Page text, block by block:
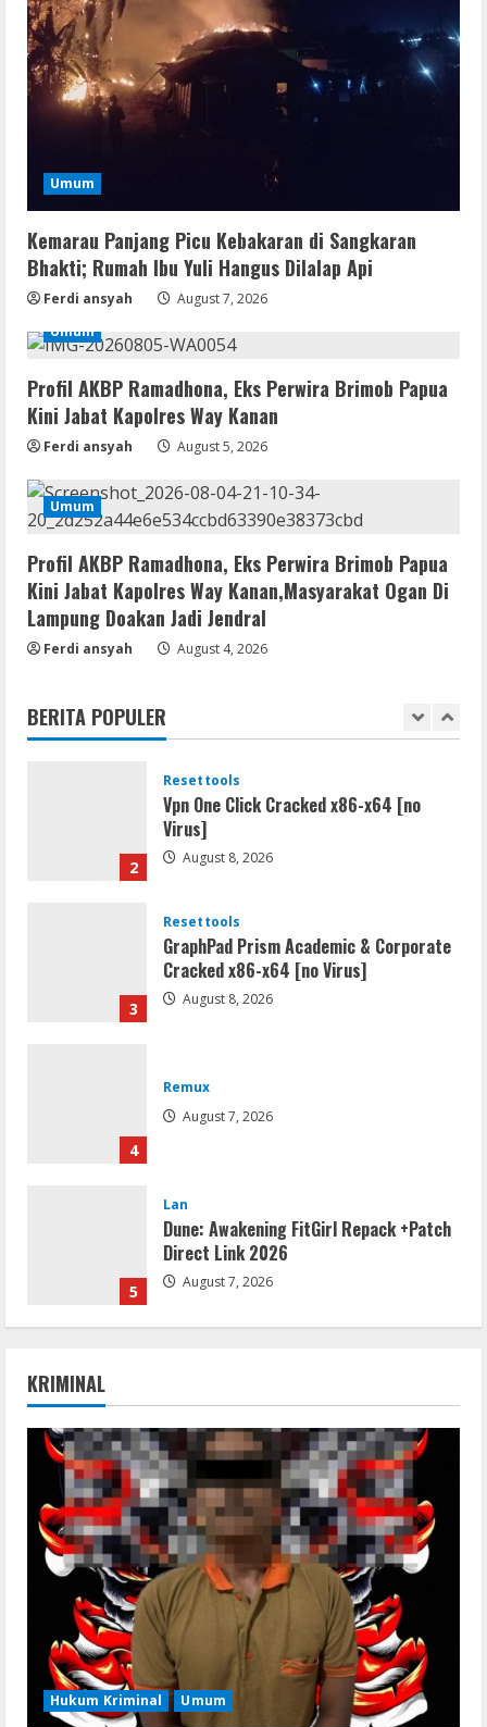
Umum
Kemarau Panjang Picu Kebakaran di Sangkaran
Bhakti; Rumah Ibu Yuli Hangus Dilalap Api
Ferdi ansyah
August 7, 2026
Umum
Profil AKBP Ramadhona, Eks Perwira Brimob Papua
Kini Jabat Kapolres Way Kanan
Ferdi ansyah August 5, 2026
Umum
Profil AKBP Ramadhona, Eks Perwira Brimob Papua
Kini Jabat Kapolres Way Kanan,Masyarakat Ogan Di
Lampung Doakan Jadi Jendral
Ferdi ansyah August 4, 2026
BERITA POPULER
Resettools
Vpn One Click Cracked x86-x64 [no
Virus]
3
Resettools
GraphPad Prism Academic & Corporate
Cracked x86-x64 [no Virus]
August 8, 2026
4
Remux
August 7, 2026
5
Lan
Dune: Awakening FitGirl Repack +Patch
August 7, 2026
1
Movies
Vertex Force 2026 BRRip UHD DDP5.1
2
Resettools
Vpn One Click Cracked x86-x64 [no
Virus]
August 8, 2026
3
Resettools
GraphPad Prism Academic & Corporate
Cracked x86-x64 [no Virus]
August 8, 2026
4
Remux
August 7, 2026
5
Lan
Dune: Awakening FitGirl Repack +Patch
Direct Link 2026
August 7, 2026
1
2
Resettools
Vpn One Click Cracked x86-x64 [no
Virus]
August 8, 2026
3
Resettools
GraphPad Prism Academic & Corporate
Cracked x86-x64 [no Virus]
August 8, 2026
KRIMINAL
Hukum Kriminal Umum